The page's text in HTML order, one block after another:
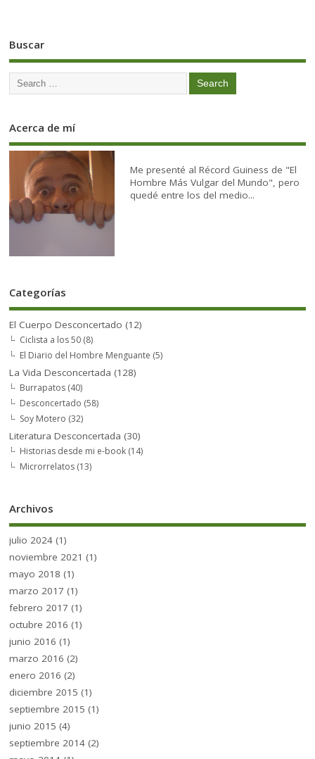
Buscar
Acerca de mí
Me presenté al Récord Guiness de "El
Hombre Más Vulgar del Mundo", pero
quedé entre los del medio...
Categorías
El Cuerpo Desconcertado (12)
Ciclista a los 50 (8)
El Diario del Hombre Menguante (5)
La Vida Desconcertada (128)
Burrapatos (40)
Desconcertado (58)
Soy Motero (32)
Literatura Desconcertada (30)
Historias desde mi e-book (14)
Microrrelatos (13)
Archivos
julio 2024 (1)
noviembre 2021 (1)
mayo 2018 (1)
marzo 2017 (1)
febrero 2017 (1)
octubre 2016 (1)
junio 2016 (1)
marzo 2016 (2)
enero 2016 (2)
diciembre 2015 (1)
septiembre 2015 (1)
junio 2015 (4)
septiembre 2014 (2)